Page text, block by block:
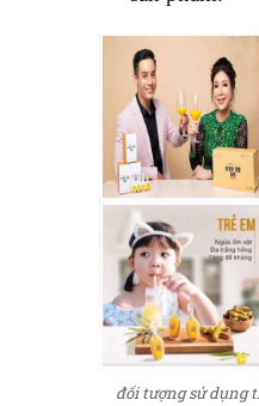
đối tượng sử dụng